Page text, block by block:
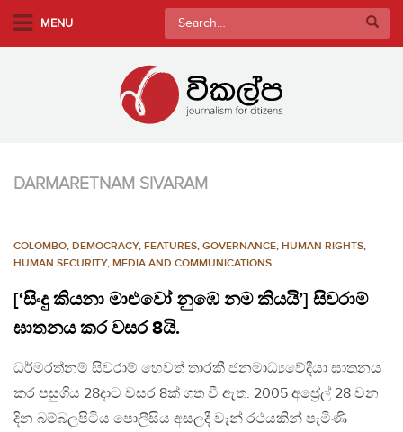
MENU
Search
for:
DARMARETNAM SIVARAM
COLOMBO, DEMOCRACY, FEATURES, GOVERNANCE, HUMAN RIGHTS,
HUMAN SECURITY, MEDIA AND COMMUNICATIONS
[‘සිංදු කියනා මාළුවෝ නුඹෙ නම කියයි’] සිවරාම්
ඝාතනය කර වසර 8යි.
ධර්මරත්නම් සිවරාම් හෙවත් තාරකී ජනමාධ්‍යවේදීයා ඝාතනය
කර පසුගිය 28දාට වසර 8ක් ගත වී ඇත. 2005 අප්‍රේල් 28 වන
දින බම්බලපිටිය පොලීසිය අසලදී වෑන් රථයකින් පැමිණි